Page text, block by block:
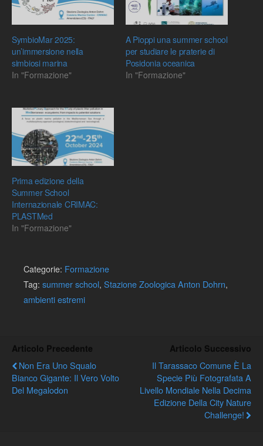
SymbioMar 2025:
un’immersione nella
simbiosi marina
In "Formazione"
A Pioppi una summer school
per studiare le praterie di
Posidonia oceanica
In "Formazione"
Prima edizione della
Summer School
Internazionale CRIMAC:
PLASTMed
In "Formazione"
Categorie: Formazione
Tag: summer school, Stazione Zoologica Anton Dohrn,
ambienti estremi
Articolo Precedente
Non Era Uno Squalo
Bianco Gigante: Il Vero Volto
Del Megalodon
Articolo Successivo
Il Tarassaco Comune È La
Specie Più Fotografata A
Livello Mondiale Nella Decima
Edizione Della City Nature
Challenge!